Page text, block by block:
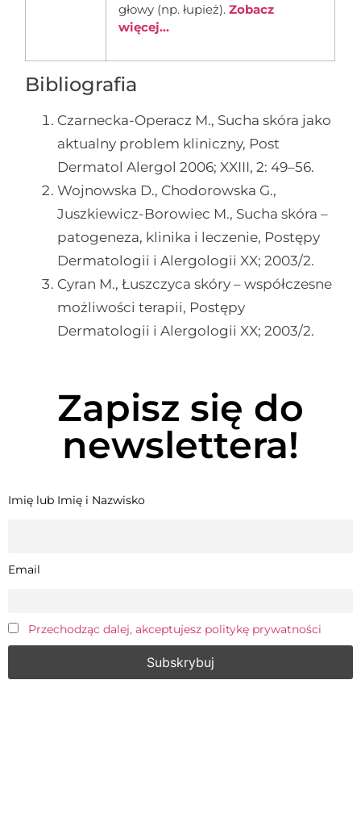
głowy (np. łupież).Zobacz
więcej...
Bibliografia
Czarnecka-Operacz M., Sucha skóra jako
aktualny problem kliniczny, Post
Dermatol Alergol 2006; XXIII, 2: 49–56.
Wojnowska D., Chodorowska G.,
Juszkiewicz-Borowiec M., Sucha skóra –
patogeneza, klinika i leczenie, Postępy
Dermatologii i Alergologii XX; 2003/2.
Cyran M., Łuszczyca skóry – współczesne
możliwości terapii, Postępy
Dermatologii i Alergologii XX; 2003/2.
Zapisz się do
newslettera!
Imię lub Imię i Nazwisko
Email
Przechodząc dalej, akceptujesz politykę prywatności